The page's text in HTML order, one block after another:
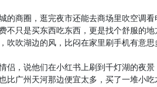
的商圈，逛完夜市还能去商场里吹空调
不只是买东西吃东西，更是找个舒服的
吹湖边的风，比闷在家里刷手机有意思
侣，说他们在小红书上刷到千灯湖的夜
比广州天河那边便宜太多，买了一堆小